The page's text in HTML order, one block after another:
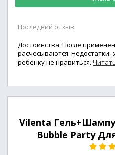
Последний отзыв
Достоинства: После
расчесываются. Недостатки:
ребенку не нравиться.
Vilenta
Bubble Party